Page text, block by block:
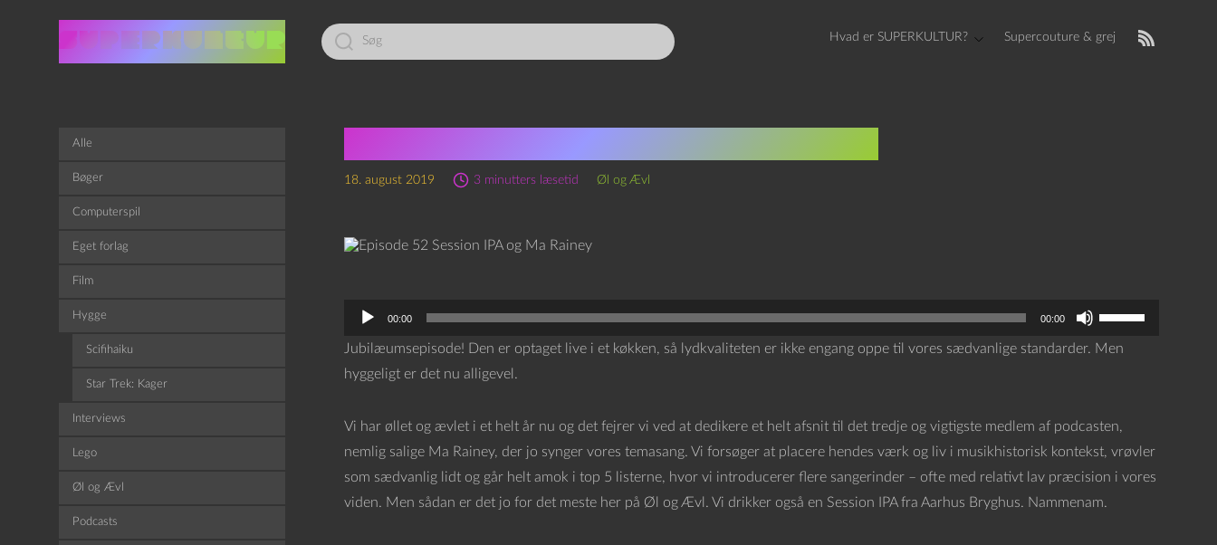
Led
efter:
Hvad er SUPERKULTUR? Supercouture & grej
18. august 2019 3 minutters læsetid Øl og Ævl
00:00 00:00
B
Jubilæumsepisode! Den er optaget live i et køkken, så lydkvaliteten er ikke engang oppe til vores sædvanlige standarder. Men
hyggeligt er det nu alligevel.
Vi har øllet og ævlet i et helt år nu og det fejrer vi ved at dedikere et helt afsnit til det tredje og vigtigste medlem af podcasten,
nemlig salige Ma Rainey, der jo synger vores temasang. Vi forsøger at placere hendes værk og liv i musikhistorisk kontekst, vrøvler
som sædvanlig lidt og går helt amok i top 5 listerne, hvor vi introducerer flere sangerinder – ofte med relativt lav præcision i vores
viden. Men sådan er det jo for det meste her på Øl og Ævl. Vi drikker også en Session IPA fra Aarhus Bryghus. Nammenam.
Alle
Bøger
Computerspil
Eget forlag
Film
Hygge
Scifihaiku
Star Trek: Kager
Interviews
Lego
Øl og Ævl
Podcasts